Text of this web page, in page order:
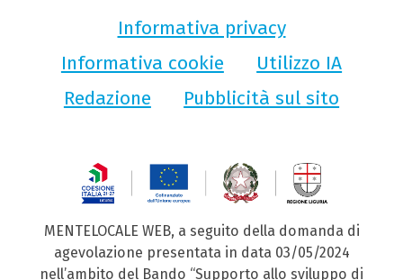
Informativa privacy
Informativa cookie
Utilizzo IA
Redazione
Pubblicità sul sito
MENTELOCALE WEB, a seguito della domanda di
agevolazione presentata in data 03/05/2024
nell’ambito del Bando “Supporto allo sviluppo di